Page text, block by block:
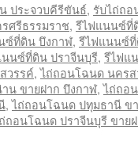
ประจวบคีรีขันธ์, รับไถ่ถ
ศรีธรรมราช, รีไฟแนนซ์ที่
ซ์ที่ดิน บึงกาฬ, รีไฟแนนซ์
นซ์ที่ดิน ปราจีนบุรี, รีไฟแ
วรรค์,ไถ่ถอนโฉนด นคร
น ขายฝาก บึงกาฬ,ไถ่ถอ
,ไถ่ถอนโฉนด ปทุมธานี ข
ถอนโฉนด ปราจีนบุรี ขาย